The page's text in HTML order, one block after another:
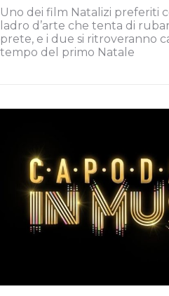
Uno dei film Natalizi preferiti
ladro d’arte che tenta di
prete, e i due si ritroveranno
tempo del primo Natale